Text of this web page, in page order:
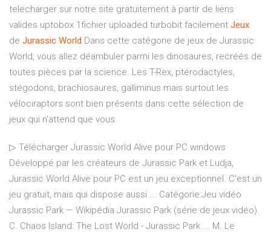
telecharger sur notre site gratuitement à partir de liens
valides uptobox 1fichier uploaded turbobit facilement Jeux
de Jurassic World Dans cette catégorie de jeux de Jurassic
World, vous allez déambuler parmi les dinosaures, recréés de
toutes pièces par la science. Les T-Rex, ptérodactyles,
stégodons, brachiosaures, galliminus mais surtout les
vélociraptors sont bien présents dans cette sélection de
jeux qui n’attend que vous.
▷ Télécharger Jurassic World Alive pour PC windows
Développé par les créateurs de Jurassic Park et Ludja,
Jurassic World Alive pour PC est un jeu exceptionnel. C'est un
jeu gratuit, mais qui dispose aussi ... Catégorie:Jeu vidéo
Jurassic Park — Wikipédia Jurassic Park (série de jeux vidéo).
C. Chaos Island: The Lost World - Jurassic Park ... M. Le